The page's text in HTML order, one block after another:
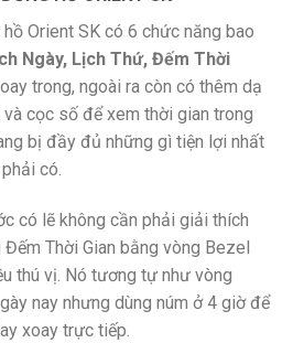
Orient SK có 6 chức năng bao
Ngày, Lịch Thứ, Đếm Thời
trong, ngoài ra còn có thêm dạ
cọc số để xem thời gian trong
bị đầy đủ những gì tiện lợi nhất
có.
có lẽ không cần phải giải thích
Thời Gian bằng vòng Bezel
thú vị. Nó tương tự như vòng
nay nhưng dùng núm ở 4 giờ để
xoay trực tiếp.